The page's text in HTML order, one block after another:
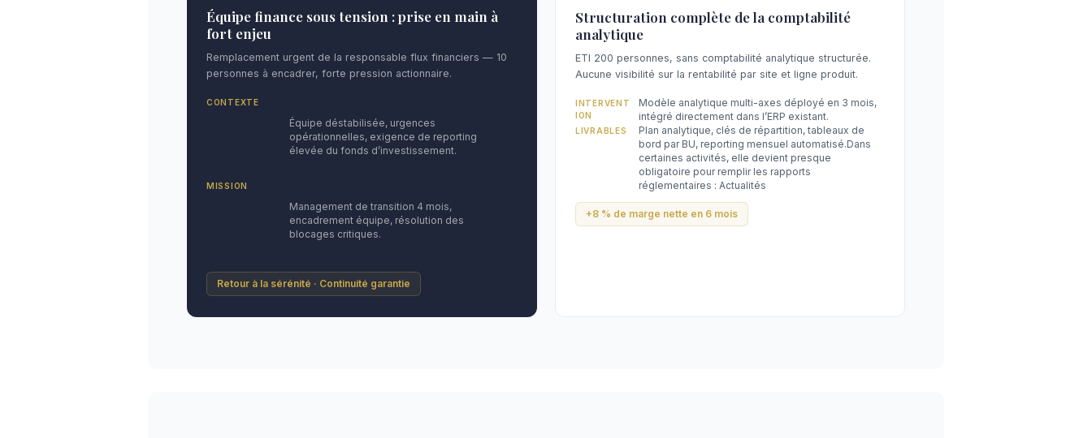
Équipe finance sous tension : prise en main à
fort enjeu
Remplacement urgent de la responsable flux financiers — 10
personnes à encadrer, forte pression actionnaire.
CONTEXTE
Équipe déstabilisée, urgences
opérationnelles, exigence de reporting
élevée du fonds d’investissement.
MISSION
Management de transition 4 mois,
encadrement équipe, résolution des
blocages critiques.
Retour à la sérénité · Continuité garantie
Structuration complète de la comptabilité
analytique
ETI 200 personnes, sans comptabilité analytique structurée.
Aucune visibilité sur la rentabilité par site et ligne produit.
INTERVENT
ION
Modèle analytique multi-axes déployé en 3 mois,
intégré directement dans l’ERP existant.
LIVRABLES
Plan analytique, clés de répartition, tableaux de
bord par BU, reporting mensuel automatisé.Dans
certaines activités, elle devient presque
obligatoire pour remplir les rapports
réglementaires : Actualités
+8 % de marge nette en 6 mois